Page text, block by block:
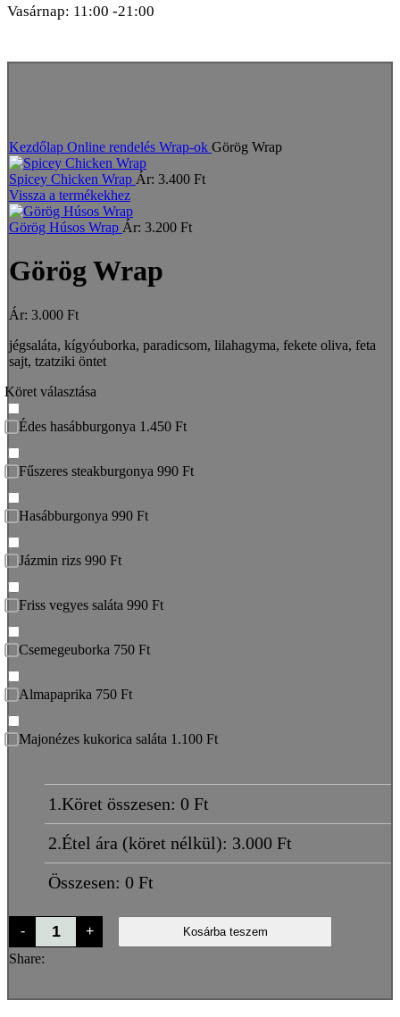
Vasárnap: 11:00 -21:00
Kezdőlap Online rendelés Wrap-ok Görög Wrap
Spicey Chicken Wrap Ár: 3.400 Ft
Vissza a termékekhez
Görög Húsos Wrap Ár: 3.200 Ft
Görög Wrap
Ár: 3.000 Ft
jégsaláta, kígyóuborka, paradicsom, lilahagyma, fekete oliva, feta
sajt, tzatziki öntet
Köret választása
Édes hasábburgonya 1.450 Ft
Fűszeres steakburgonya 990 Ft
Hasábburgonya 990 Ft
Jázmin rizs 990 Ft
Friss vegyes saláta 990 Ft
Csemegeuborka 750 Ft
Almapaprika 750 Ft
Majonézes kukorica saláta 1.100 Ft
1.Köret összesen: 0 Ft
2.Étel ára (köret nélkül): 3.000 Ft
Összesen: 0 Ft
-
Görög
Wrap
mennyiség
+ Kosárba teszem
Share: